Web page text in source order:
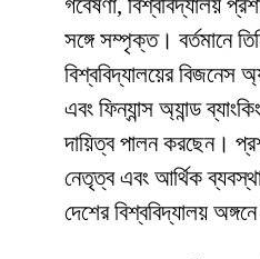
গবেষণা, বিশ্ববিদ্যালয়
সঙ্গে সম্পৃক্ত। বর্তমানে
বিশ্ববিদ্যালয়ের বিজনেস
এবং ফিন্যান্স অ্যান্ড
দায়িত্ব পালন করছেন।
নেতৃত্ব এবং আর্থিক
দেশের বিশ্ববিদ্যালয়